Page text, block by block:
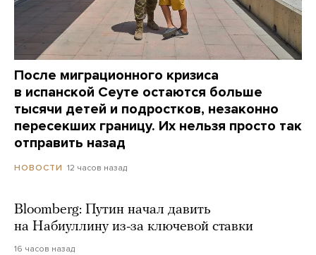
После миграционного кризиса
в испанской Сеуте остаются больше
тысячи детей и подростков, незаконно
пересекших границу. Их нельзя просто так
отправить назад
НОВОСТИ 12 часов назад
Bloomberg: Путин начал давить
на Набиуллину из-за ключевой ставки
16 часов назад